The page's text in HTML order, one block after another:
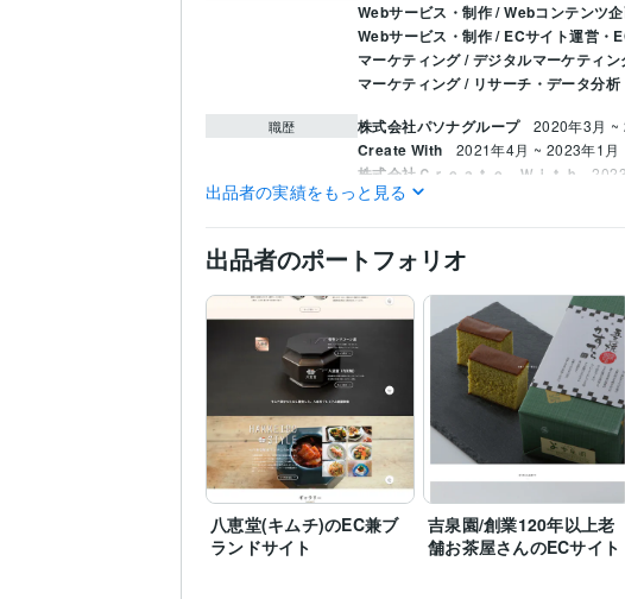
Webサービス・制作 / Webコンテンツ
Webサービス・制作 / ECサイト運営・
マーケティング / デジタルマーケティン
マーケティング / リサーチ・データ分析
職歴 株式会社パソナグループ 2020年3月 ~
Create With 2021年4月 ~ 2023年1月
株式会社Ｃｒｅａｔｅ Ｗｉｔｈ
語・フレームワーク
ビジネス・クリエイ WordPress:3年
PageSpeed Insights:3年
その他ツール
得意分野 Web制作・HP作成・EC構築 ECサイ
マーケティング Web
コンサルティング・士業 EC事業コン
コンサルティング EC Shopify
学歴 岡山大学 2017年3月 ~ 2020年2月
語学力 英語 日常会話レベル
出品者の実績をもっと見る
出品者のポートフォリオ
八恵堂(キムチ)のEC兼ブ
ランドサイト
吉泉園/創業120年以上老
舗お茶屋さんのECサイト